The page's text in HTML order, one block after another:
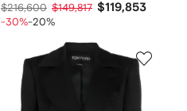
$216,600 $149,817 $119,853
-30%-20%